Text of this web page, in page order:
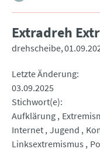
Extradreh
drehscheibe
Letzte Änderung
03.09.2025
Stichwort(e)
Aufklärung
Internet Jugend
Linksextremismus